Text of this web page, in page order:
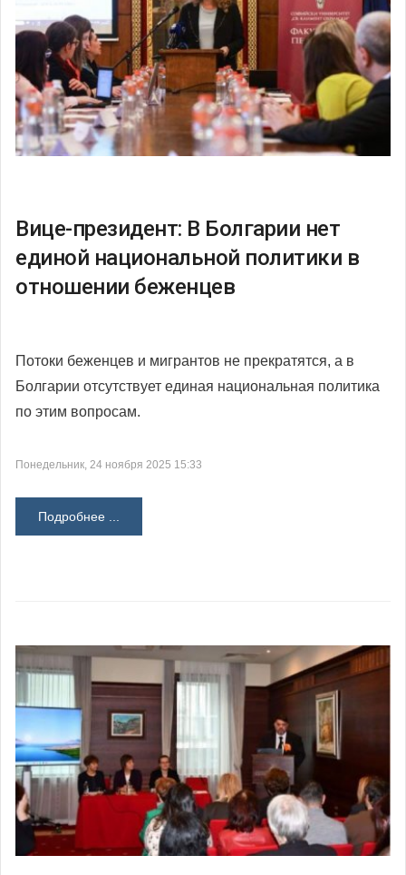
Вице-президент: В Болгарии нет
единой национальной политики в
отношении беженцев
Потоки беженцев и мигрантов не прекратятся, а в
Болгарии отсутствует единая национальная политика
по этим вопросам.
Понедельник, 24 ноября 2025 15:33
Подробнее ...